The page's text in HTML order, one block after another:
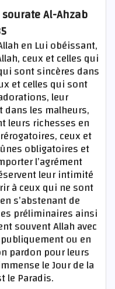
Al-Ahzab
en Lui obéissant,
ceux et celles qui
sont sincères dans
et celles qui sont
leur
dans les malheurs,
leurs richesses en
ceux et
obligatoires et
l’agrément
leur intimité
à ceux qui ne sont
s’abstenant de
préliminaires ainsi
souvent Allah avec
ou en
pardon pour leurs
le Jour de la
le Paradis.